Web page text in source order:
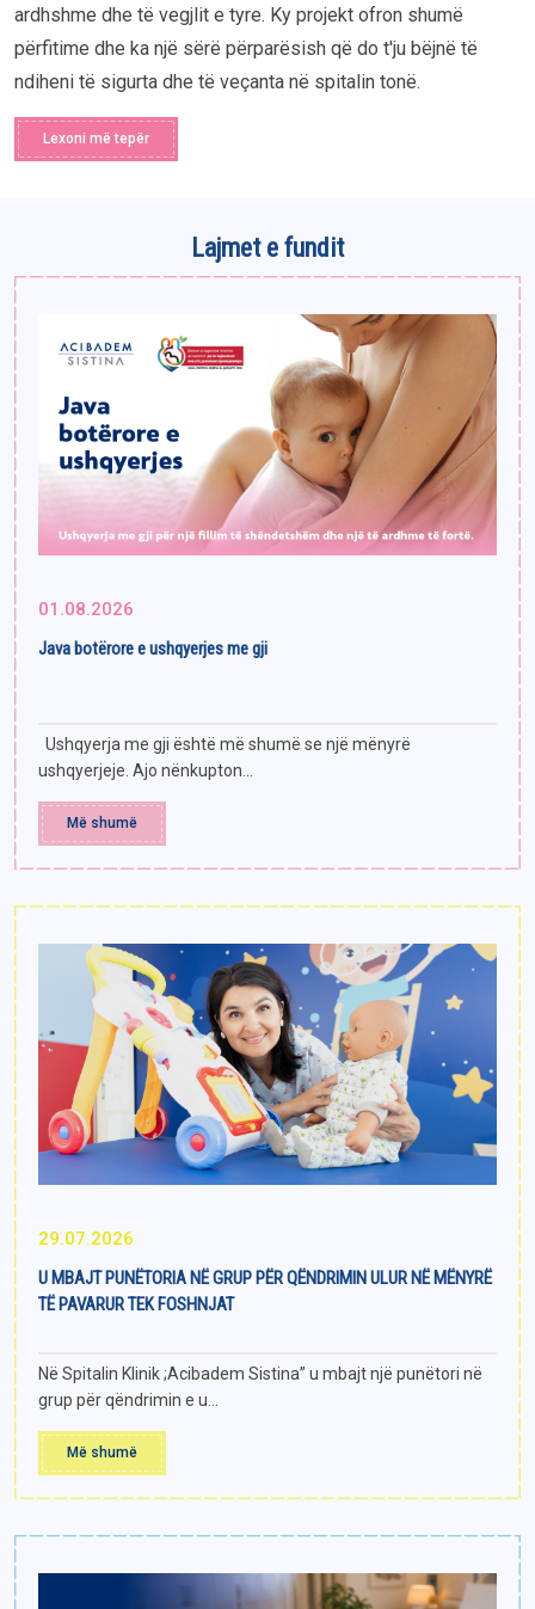
ardhshme dhe të vegjlit e tyre. Ky projekt ofron shumë
përfitime dhe ka një sërë përparësish që do t'ju bëjnë të
ndiheni të sigurta dhe të veçanta në spitalin tonë.
Lexoni më tepër
Lajmet e fundit
01.08.2026
Java botërore e ushqyerjes me gji
Ushqyerja me gji është më shumë se një mënyrë
ushqyerjeje. Ajo nënkupton...
Më shumë
29.07.2026
U MBAJT PUNËTORIA NË GRUP PËR QËNDRIMIN ULUR NË MËNYRË
TË PAVARUR TEK FOSHNJAT
Në Spitalin Klinik ;Acibadem Sistina” u mbajt një punëtori në
grup për qëndrimin e u...
Më shumë